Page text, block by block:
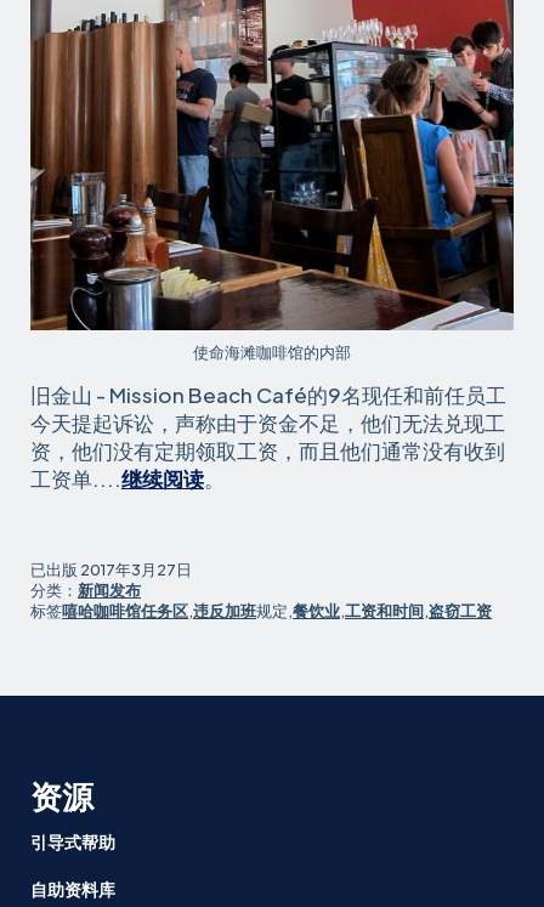
侵
犯
使命海滩咖啡馆的内部
旧金山 - Mission Beach Café的9名现任和前任员工
今天提起诉讼，声称由于资金不足，他们无法兑现工
资，他们没有定期领取工资，而且他们通常没有收到
工资单....继续阅读受
Beach
工
。
已出版 2017年3月27日
分类： 新闻发布
标签嘻哈咖啡馆任务区,违反加班规定,餐饮业,工资和时间,盗窃工资
资源
引导式帮助
自助资料库